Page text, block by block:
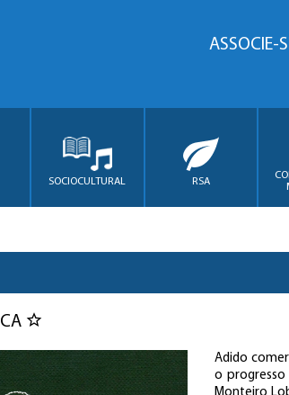
ASSOCIE-
SOCIOCULTURAL RSA
Adido
o progresso